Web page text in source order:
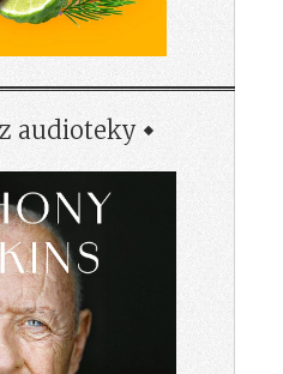
audioteky